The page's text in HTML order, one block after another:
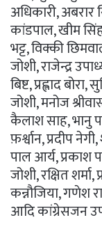
अधिकारी, अबरार
कांडपाल, खीम
भट्ट, विक्की
जोशी, राजेन्द्र
बिष्ट, प्रह्लाद
जोशी, मनोज
कैलाश साह, भानु
फ़र्श्वान, प्रदीप
पाल आर्य, प्रकाश
जोशी, रक्षित
कन्नौजिया, गणेश
आदि कांग्रेसजन